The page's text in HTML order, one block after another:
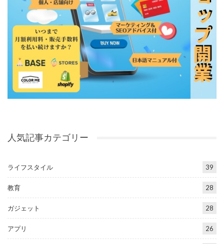
人気記事カテゴリー
ライフスタイル 39
教育 28
ガジェット 28
アプリ 26